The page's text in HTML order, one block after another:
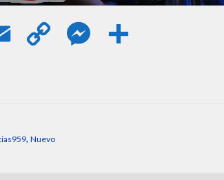
i , Nuevo